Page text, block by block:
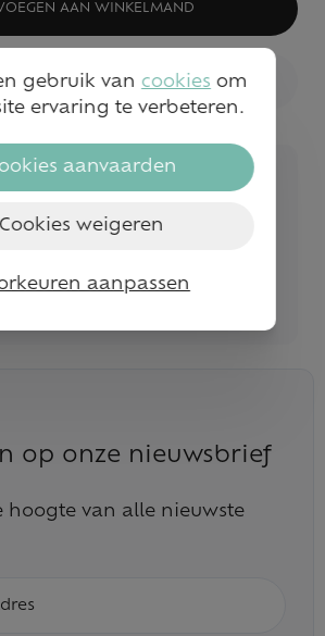
AAN WINKELMAND
WINKELVOORRAAD
en levering
fysieke winkels
op onze nieuwsbrief
hoogte van alle nieuwste
gebruik van cookies om
ervaring te verbeteren.
aanvaarden
Cookies weigeren
aanpassen